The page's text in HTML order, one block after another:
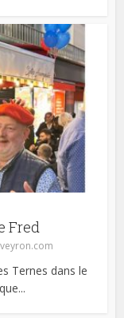
Fred
Ternes dans le